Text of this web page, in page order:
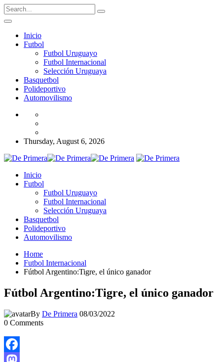
Inicio
Futbol
Futbol Uruguayo
Futbol Internacional
Selección Uruguaya
Basquetbol
Polideportivo
Automovilismo
Thursday, August 6, 2026
Inicio
Futbol
Futbol Uruguayo
Futbol Internacional
Selección Uruguaya
Basquetbol
Polideportivo
Automovilismo
Home
Futbol Internacional
Fútbol Argentino:Tigre, el único ganador
Fútbol Argentino:Tigre, el único ganador
By De Primera 08/03/2022
0 Comments
Facebook